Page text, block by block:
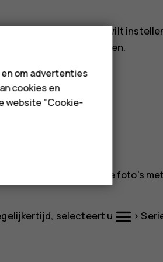
wilt
instellen.
elkaar maken.
camera maakt meerdere foto's
selecteert u
>
om advertenties
cookies en
website "Cookie-